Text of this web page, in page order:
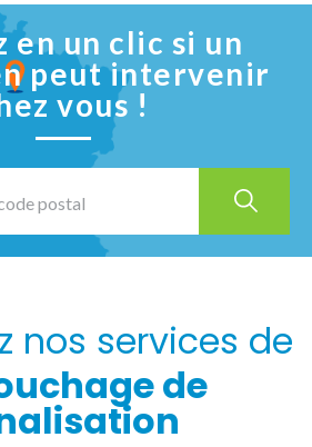
un clic si un
peut intervenir
vous !
nos services de
de